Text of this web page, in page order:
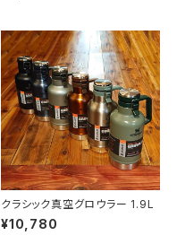
クラシック真空グロウラー 1.9L
¥10,780